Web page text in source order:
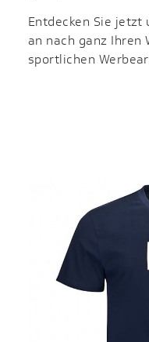
Entdecken Sie
an nach ganz Ihren
sportlichen